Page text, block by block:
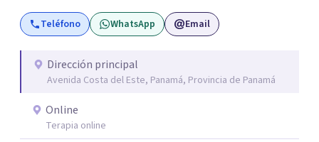
conexión emocional.
Teléfono WhatsApp Email
Dirección principal
Avenida Costa del Este, Panamá, Provincia de Panamá
Online
Terapia online